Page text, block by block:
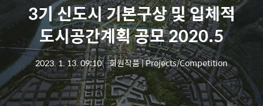
3기 신도시 기본구상 및 입체적
도시공간계획 공모 2020.5
2023. 1. 13. 09:10ㆍ회원작품 | Projects/Competition